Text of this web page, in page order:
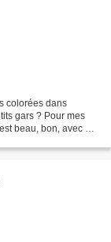
colorées dans
gars ? Pour mes
beau, bon, avec un